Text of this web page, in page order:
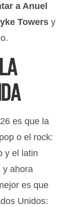
a Anuel
Towers y
es que la
o el rock:
y el latin
y ahora
es que
Unidos: